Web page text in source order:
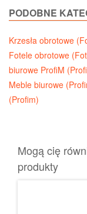
PODOBNE
Krzesła obrotowe
Fotele obrotowe
biurowe ProfiM
Meble biurowe
(Profim)
Mogą cię
produkty